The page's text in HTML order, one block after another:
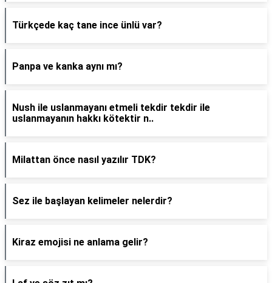
Türkçede kaç tane ince ünlü var?
Panpa ve kanka aynı mı?
Nush ile uslanmayanı etmeli tekdir tekdir ile
uslanmayanın hakkı kötektir n..
Milattan önce nasıl yazılır TDK?
Sez ile başlayan kelimeler nelerdir?
Kiraz emojisi ne anlama gelir?